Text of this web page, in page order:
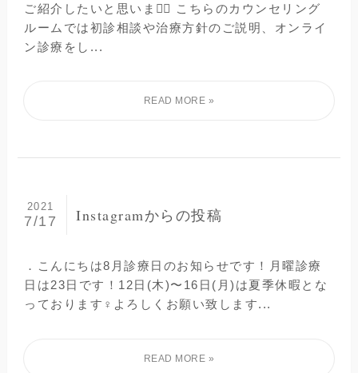
ご紹介したいと思います🏻 こちらのカウンセリング
ルームでは初診相談や治療方針のご説明、オンライ
ン診療をし...
Instagramからの投稿
2021
7/17
．こんにちは️8月診療日のお知らせです！月曜診療
日は23日です！12日(木)〜16日(月)は夏季休暇とな
っております‍♀️よろしくお願い致します...